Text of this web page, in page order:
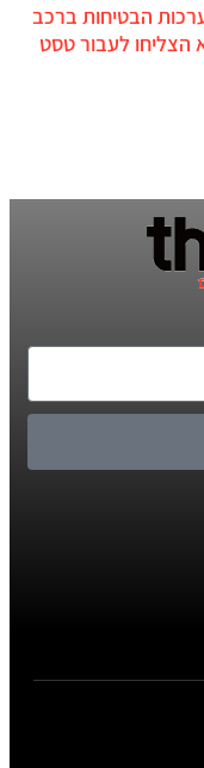
הבטיחות ברכב
הצליחו לעבור טסט